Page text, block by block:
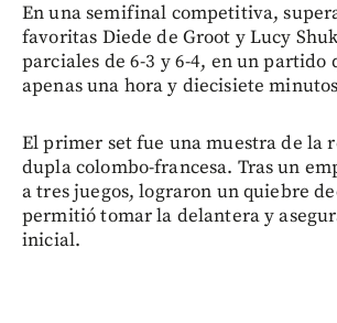
En una semifinal competitiva,
favoritas Diede de Groot y Lucy
parciales de 6-3 y 6-4, en un partido
apenas una hora y diecisiete
El primer set fue una muestra de la
dupla colombo-francesa. Tras un
a tres juegos, lograron un quiebre
permitió tomar la delantera y
inicial.